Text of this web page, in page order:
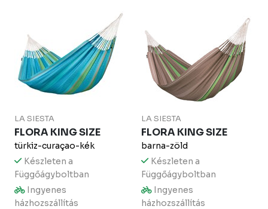
LA SIESTA
FLORA KING SIZE
türkiz-curaçao-kék
Készleten a
Függőágyboltban
Ingyenes
házhozszállítás
LA SIESTA
FLORA KING SIZE
barna-zöld
Készleten a
Függőágyboltban
Ingyenes
házhozszállítás